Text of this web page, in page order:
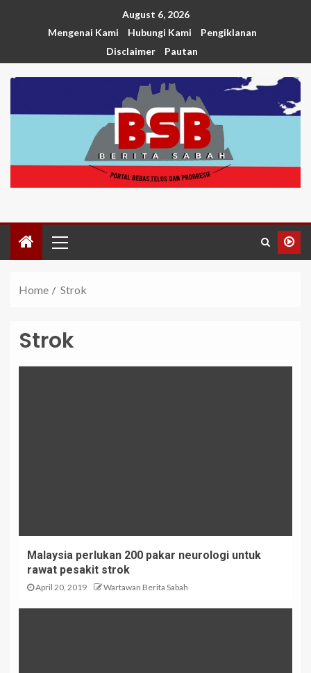
August 6, 2026
Mengenai Kami
Hubungi Kami
Pengiklanan
Disclaimer
Pautan
Home Strok
Strok
Malaysia perlukan 200 pakar neurologi untuk
rawat pesakit strok
April 20, 2019 Wartawan Berita Sabah